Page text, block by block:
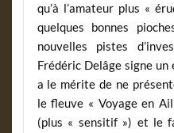
qu’à l’amateur plus «
quelques bonnes
nouvelles pistes
Frédéric Delâge signe
a le mérite de ne
le fleuve « Voyage en
(plus « sensitif ») et le